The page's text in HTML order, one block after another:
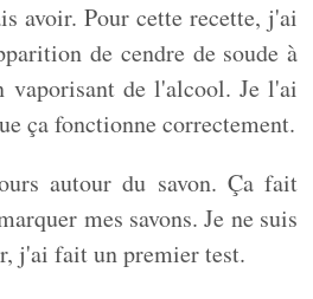
avoir. Pour cette recette, j'ai
de cendre de soude à
vaporisant de l'alcool. Je l'ai
ça fonctionne correctement.
autour du savon. Ça fait
mes savons. Je ne suis
j'ai fait un premier test.